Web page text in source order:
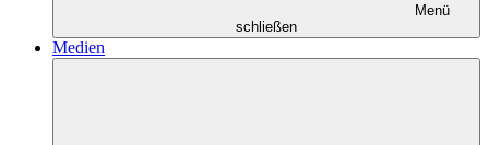
Menü
schließen
Medien